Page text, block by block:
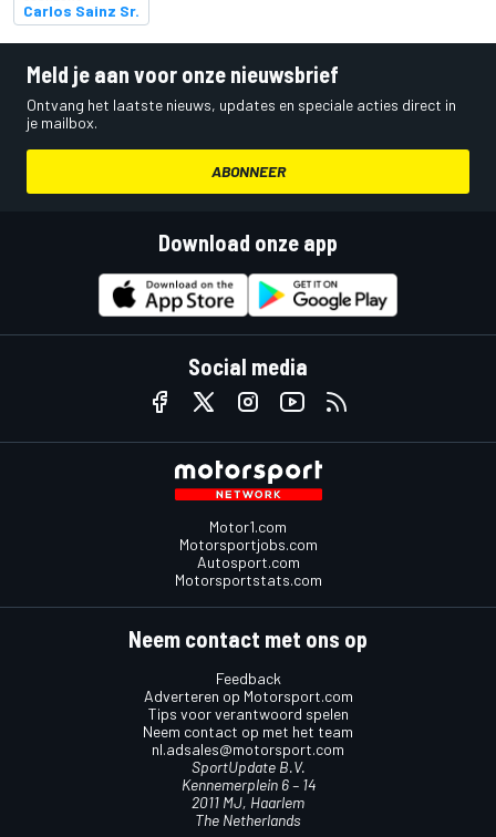
Carlos Sainz Sr.
Meld je aan voor onze nieuwsbrief
Ontvang het laatste nieuws, updates en speciale acties direct in
je mailbox.
ABONNEER
Download onze app
Social media
Motor1.com
Motorsportjobs.com
Autosport.com
Motorsportstats.com
Neem contact met ons op
Feedback
Adverteren op Motorsport.com
Tips voor verantwoord spelen
Neem contact op met het team
nl.adsales@motorsport.com
SportUpdate B.V.
Kennemerplein 6 – 14
2011 MJ, Haarlem
The Netherlands